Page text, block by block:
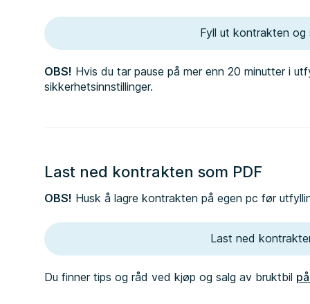
Fyll ut kontrakten og
OBS! Hvis du tar pause på mer enn 20 minutter i
sikkerhetsinnstillinger.
Last ned kontrakten som PDF
OBS! Husk å lagre kontrakten på egen pc før
Last ned
Du finner tips og råd ved kjøp og salg av bruktbil